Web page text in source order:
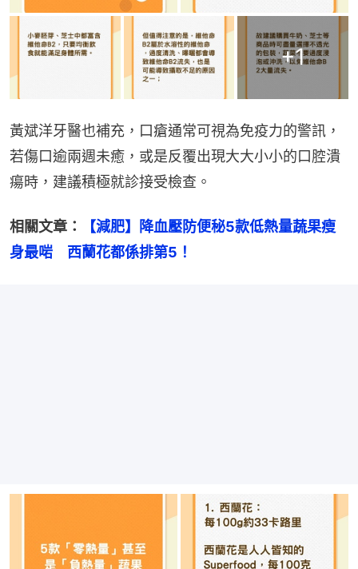
+1
黃斌洋牙醫也補充，口瘡通常可視為免疫力的警訊，
若傷口逾兩週未癒，或是反覆出現大大小小的口腔潰
瘍時，建議積極就診接受檢查。
相關文章：
【減肥】降血壓防便秘5款低熱量蔬果瘦
身最啱　西蘭花都係排第5！